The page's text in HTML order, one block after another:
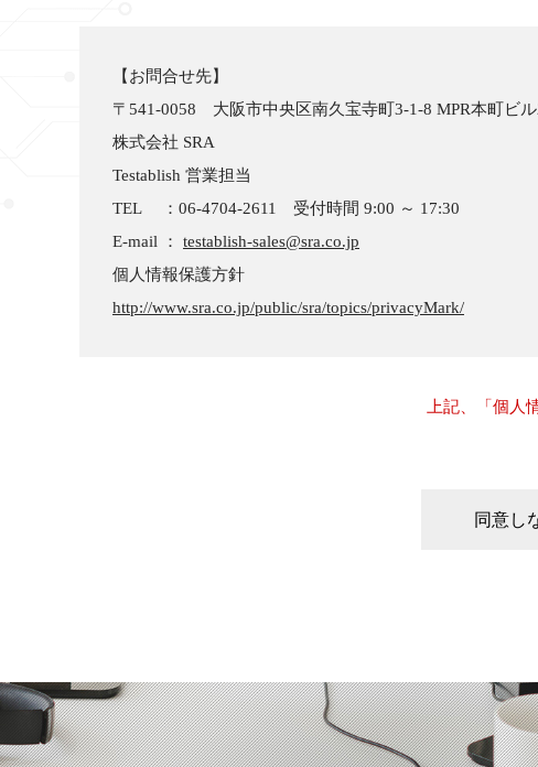
【お問合せ先】
〒541-0058 大阪市中央区南久宝寺町3-1-8 MPR本町ビ
株式会社 SRA
Testablish 営業担当
TEL ：06-4704-2611 受付時間 9:00 ～ 17:30
E-mail ： testablish-sales@sra.co.jp
個人情報保護方針
http://www.sra.co.jp/public/sra/topics/privacyMark/
上記、「個人